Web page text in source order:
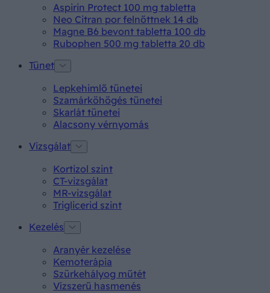
Aspirin Protect 100 mg tabletta
Neo Citran por felnőttnek 14 db
Magne B6 bevont tabletta 100 db
Rubophen 500 mg tabletta 20 db
Tünet
Lepkehimlő tünetei
Szamárköhögés tünetei
Skarlát tünetei
Alacsony vérnyomás
Vizsgálat
Kortizol szint
CT-vizsgálat
MR-vizsgálat
Triglicerid szint
Kezelés
Aranyér kezelése
Kemoterápia
Szürkehályog műtét
Vízszerű hasmenés